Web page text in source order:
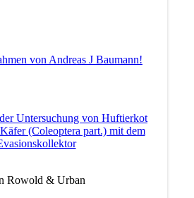
von Andreas J Baumann!
Untersuchung von Huftierkot
(Coleoptera part.) mit dem
Rowold & Urban